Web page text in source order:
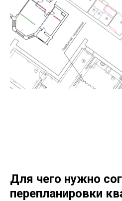
Для чего нужно
перепланировки